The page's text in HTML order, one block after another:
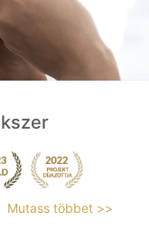
Mutass többet >>